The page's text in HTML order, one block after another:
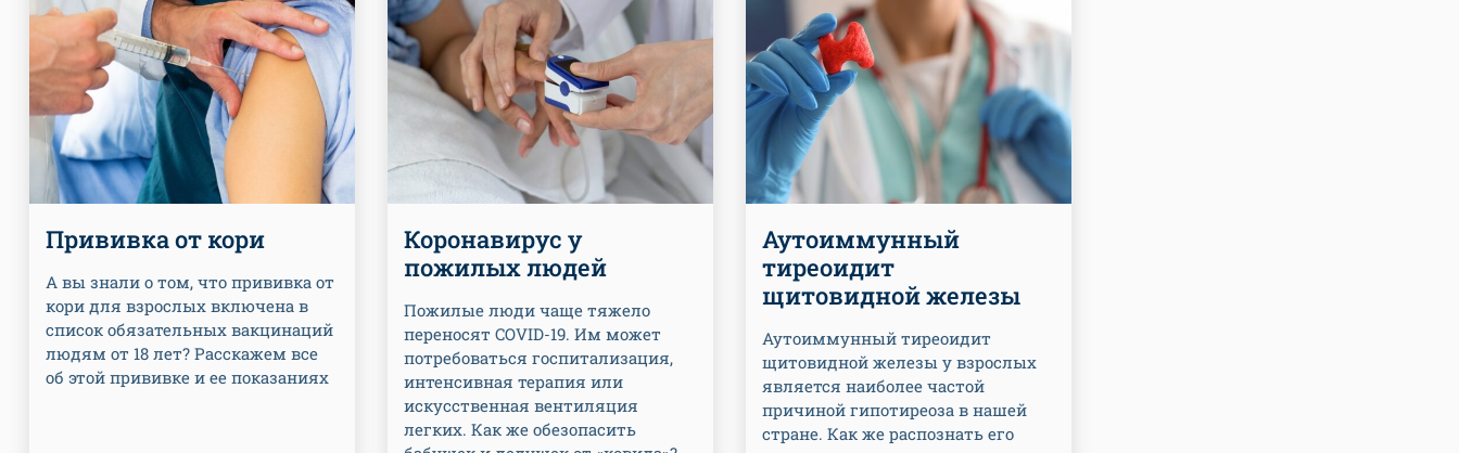
Прививка от кори
А вы знали о том, что прививка от
кори для взрослых включена в
список обязательных вакцинаций
людям от 18 лет? Расскажем все
об этой прививке и ее показаниях
Коронавирус у
пожилых людей
Пожилые люди чаще тяжело
переносят COVID-19. Им может
потребоваться госпитализация,
интенсивная терапия или
искусственная вентиляция
легких. Как же обезопасить
Аутоиммунный
тиреоидит
щитовидной железы
Аутоиммунный тиреоидит
щитовидной железы у взрослых
является наиболее частой
причиной гипотиреоза в нашей
стране. Как же распознать его